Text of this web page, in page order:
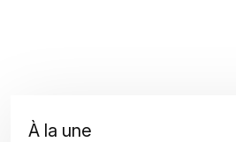
À la une